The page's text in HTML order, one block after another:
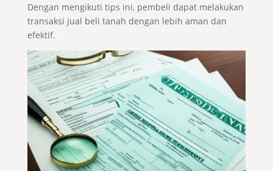
Dengan mengikuti tips ini, pembeli dapat melakukan
transaksi jual beli tanah dengan lebih aman dan
efektif.